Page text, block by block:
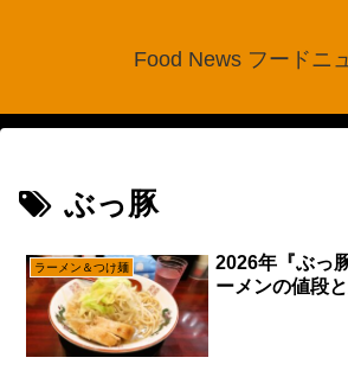
Food News フードニ
ぶっ豚
ラーメン＆つけ麺
2026年『ぶっ
ーメンの値段